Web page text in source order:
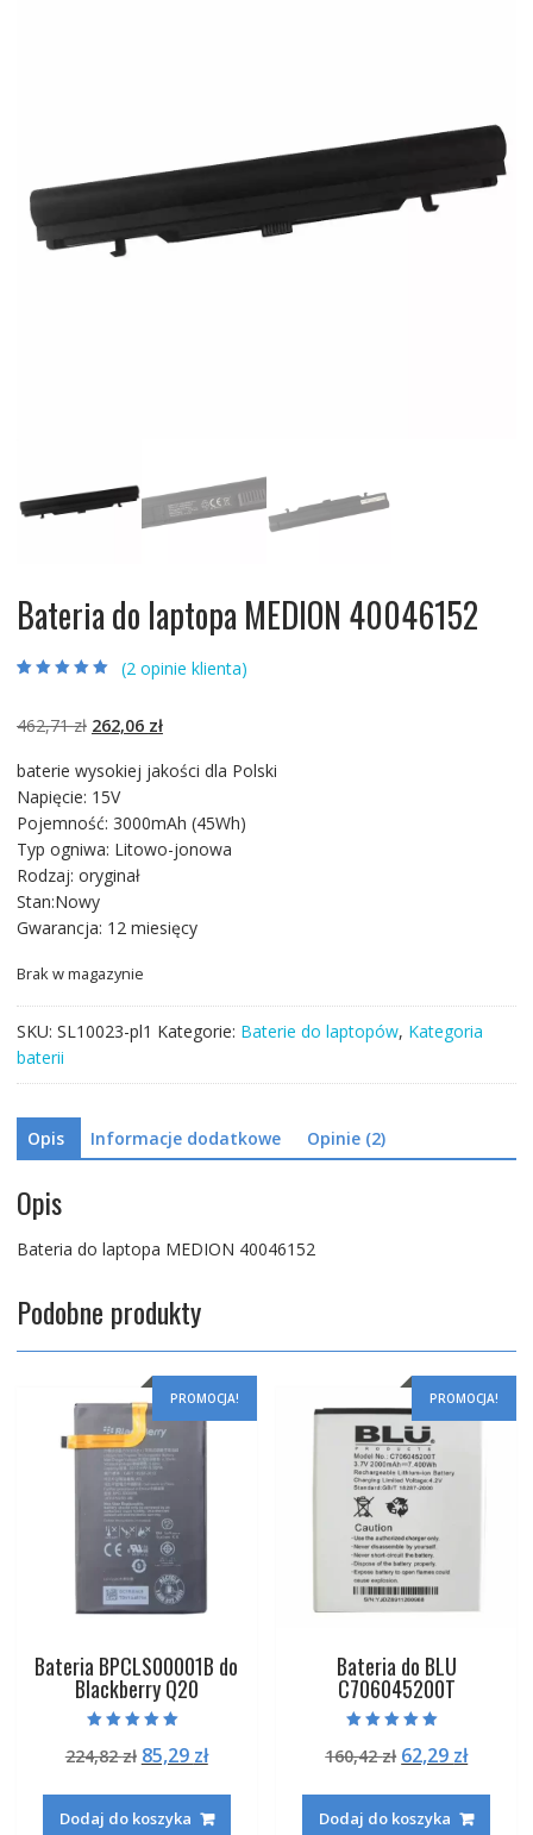
Bateria do laptopa MEDION 40046152
podstawie
klientów
(2opinie klienta)
462,71zł Pierwotna
wynosiła:
462,71 zł.
262,06 złAktualna
wynosi:
baterie wysokiej jakości dla Polski
Napięcie: 15V
Pojemność: 3000mAh (45Wh)
Typ ogniwa: Litowo-jonowa
Rodzaj: oryginał
Stan:Nowy
Gwarancja: 12 miesięcy
Brak w magazynie
SKU: SL10023-pl1 Kategorie: Baterie do laptopów, Kategoria
baterii
Opis Informacje dodatkowe Opinie (2)
Opis
Bateria do laptopa MEDION 40046152
Podobne produkty
PROMOCJA!
Bateria BPCLS00001B do
Blackberry Q20
5.00
na 5
224,82zł Pierwotna
wynosiła:
85,29 złAktualna
Dodaj do koszyka
PROMOCJA!
Bateria do BLU
C706045200T
5.00
na 5
160,42zł Pierwotna
wynosiła:
62,29 zł
Dodaj do koszyka